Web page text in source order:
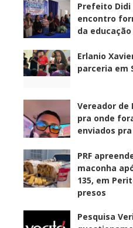
Prefeito
encontro
da
Erlanio
parceria em
Vereador de
pra onde
enviados
PRF
maconha
135, em
presos
Pesquisa